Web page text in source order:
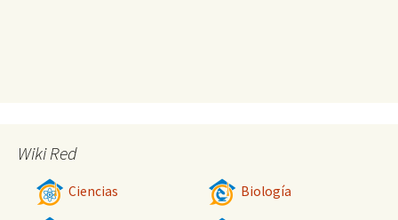
Wiki Red
Ciencias Biología